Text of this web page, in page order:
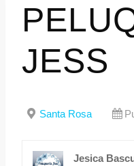
JESS
Santa Rosa
Jesica